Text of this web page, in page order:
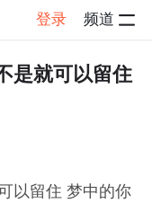
登录 频道
详情
是就可以留住
以留住 梦中的你